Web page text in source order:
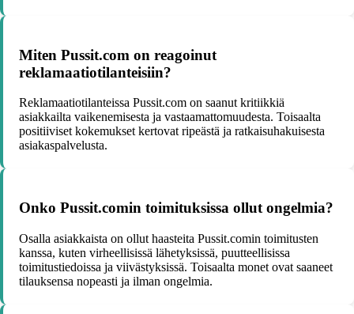
Miten Pussit.com on reagoinut
reklamaatiotilanteisiin?
Reklamaatiotilanteissa Pussit.com on saanut kritiikkiä
asiakkailta vaikenemisesta ja vastaamattomuudesta. Toisaalta
positiiviset kokemukset kertovat ripeästä ja ratkaisuhakuisesta
asiakaspalvelusta.
Onko Pussit.comin toimituksissa ollut ongelmia?
Osalla asiakkaista on ollut haasteita Pussit.comin toimitusten
kanssa, kuten virheellisissä lähetyksissä, puutteellisissa
toimitustiedoissa ja viivästyksissä. Toisaalta monet ovat saaneet
tilauksensa nopeasti ja ilman ongelmia.